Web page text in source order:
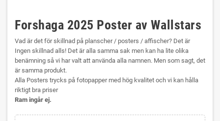
Forshaga 2025 Poster av Wallstars
Vad är det för skillnad på planscher / posters / affischer? Det är
Ingen skillnad alls! Det är alla samma sak men kan ha lite olika
benämning så vi har valt att använda alla namnen. Men som sagt, det
är samma produkt.
Alla Posters trycks på fotopapper med hög kvalitet och vi kan hålla
riktigt bra priser
Ram ingår ej.